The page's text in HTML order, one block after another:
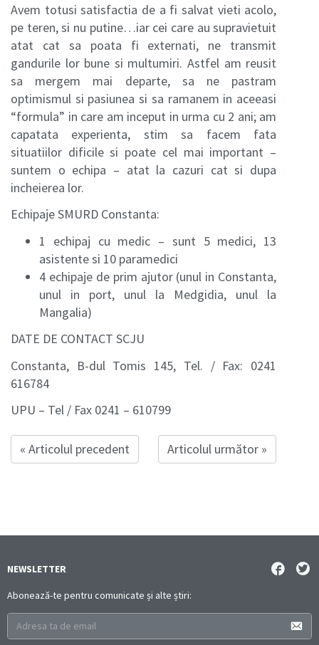
Avem totusi satisfactia de a fi salvat vieti acolo,
pe teren, si nu putine…iar cei care au supravietuit
atat cat sa poata fi externati, ne transmit
gandurile lor bune si multumiri. Astfel am reusit
sa mergem mai departe, sa ne pastram
optimismul si pasiunea si sa ramanem in aceeasi
“formula” in care am inceput in urma cu 2 ani; am
capatata experienta, stim sa facem fata
situatiilor dificile si poate cel mai important –
suntem o echipa – atat la cazuri cat si dupa
incheierea lor.
Echipaje SMURD Constanta:
1 echipaj cu medic – sunt 5 medici, 13
asistente si 10 paramedici
4 echipaje de prim ajutor (unul in Constanta,
unul in port, unul la Medgidia, unul la
Mangalia)
DATE DE CONTACT SCJU
Constanta, B-dul Tomis 145, Tel. / Fax: 0241
616784
UPU – Tel / Fax 0241 – 610799
« Articolul precedent Articolul următor »
NEWSLETTER
Abonează-te pentru comunicate și alte știri: